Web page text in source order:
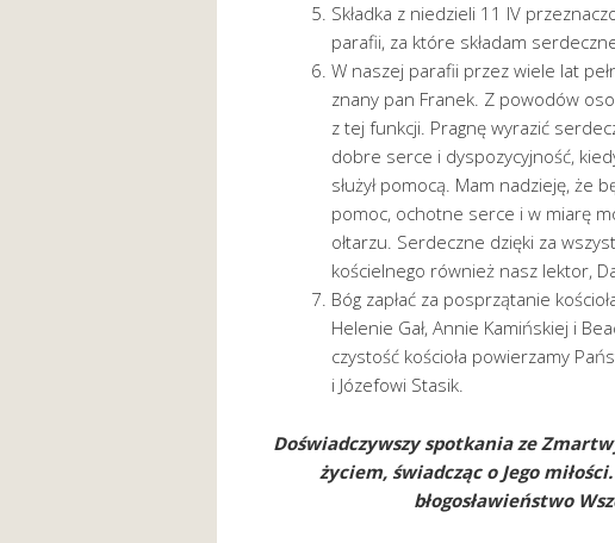
Składka z niedzieli 11 IV
parafii, za które składam
W naszej parafii przez wiele lat
znany pan Franek. Z powodów
z tej funkcji. Pragnę wyrazić
dobre serce i dyspozycyjność,
służył pomocą. Mam nadzieję, że
pomoc, ochotne serce i w miarę
ołtarzu. Serdeczne dzięki za
kościelnego również nasz lektor,
Bóg zapłać za posprzątanie
Helenie Gał, Annie Kamińskiej i
czystość kościoła powierzamy
i Józefowi Stasik.
Doświadczywszy spotkania ze
życiem, świadcząc o Jego
błogosławieństwo